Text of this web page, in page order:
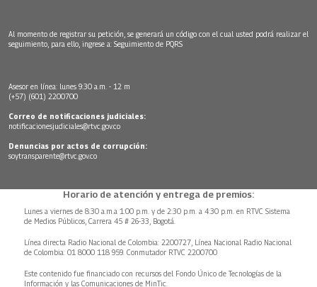
Al momento de registrar su petición, se generará un código con el cual usted podrá realizar el
seguimiento, para ello, ingrese a: Seguimiento de PQRS
Asesor en línea: lunes 9:30 a.m. - 12 m
(+57) (601) 2200700
Correo de notificaciones judiciales:
notificacionesjudiciales@rtvc.gov.co
Denuncias por actos de corrupción:
soytransparente@rtvc.gov.co
Horario de atención y entrega de premios:
Lunes a viernes de 8:30 a.m.a 1:00 p.m. y de 2:30 p.m. a 4:30 p.m. en RTVC Sistema
de Medios Públicos, Carrera 45 # 26-33, Bogotá.
Línea directa Radio Nacional de Colombia: 2200727, Línea Nacional Radio Nacional
de Colombia: 01 8000 118 959. Conmutador RTVC 2200700
Este contenido fue financiado con recursos del Fondo Único de Tecnologías de la
Información y las Comunicaciones de MinTic.